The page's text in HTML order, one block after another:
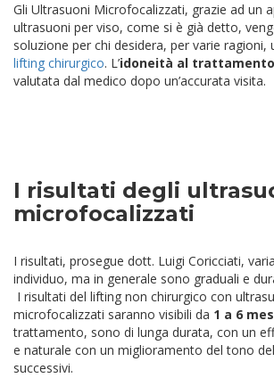
Gli Ultrasuoni Microfocalizzati, grazie ad un
ultrasuoni per viso, come si è già detto,
soluzione per chi desidera, per varie ragioni,
lifting chirurgico. L’idoneità al trattamento
valutata dal medico dopo un’accurata visita.
I risultati degli
microfocalizzati
I risultati, prosegue dott. Luigi Coricciati,
individuo, ma in generale sono graduali e
I risultati del lifting non chirurgico con
microfocalizzati saranno visibili da 1 a 6
trattamento, sono di lunga durata, con un
e naturale con un miglioramento del tono
successivi.